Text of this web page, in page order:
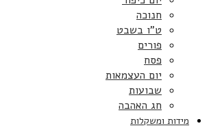
חנוכה
ט”ו בשבט
פורים
פסח
יום העצמאות
שבועות
חג האהבה
מידות ומשקלות